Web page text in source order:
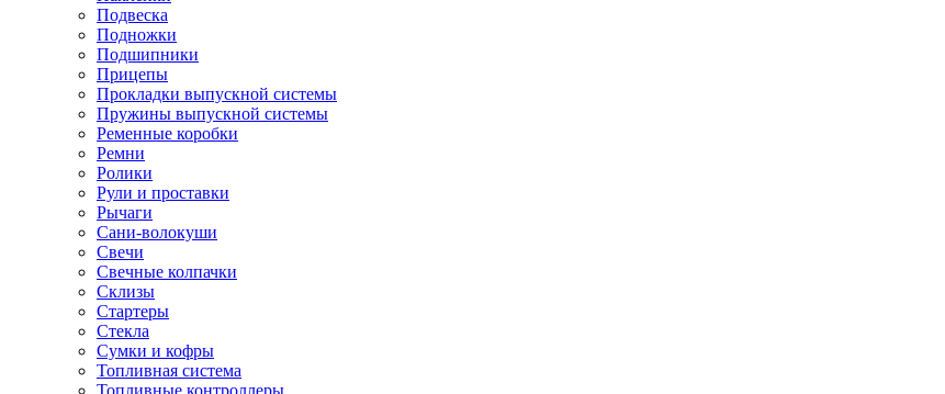
Подвеска
Подножки
Подшипники
Прицепы
Прокладки выпускной системы
Пружины выпускной системы
Ременные коробки
Ремни
Ролики
Рули и проставки
Рычаги
Сани-волокуши
Свечи
Свечные колпачки
Склизы
Стартеры
Стекла
Сумки и кофры
Топливная система
Топливные контроллеры